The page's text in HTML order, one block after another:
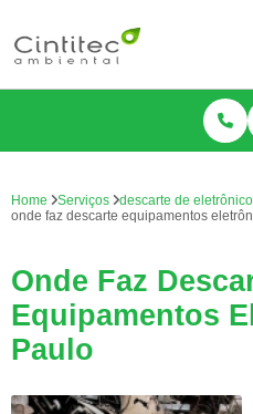
Home Serviços descarte de
onde faz descarte equipamentos
Onde Faz
Equipamentos
Paulo